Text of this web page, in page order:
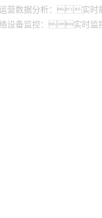
营数据分析：实时
设备监控：实时